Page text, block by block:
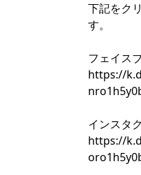
下記をク
す。
フェイス
https://
インスタ
https://